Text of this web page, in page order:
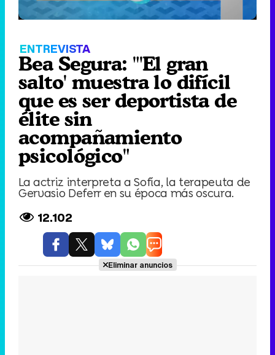
ENTREVISTA
Bea Segura: "'El gran
salto' muestra lo difícil
que es ser deportista de
élite sin
acompañamiento
psicológico"
La actriz interpreta a Sofía, la terapeuta de
Gervasio Deferr en su época más oscura.
12.102
Eliminar anuncios